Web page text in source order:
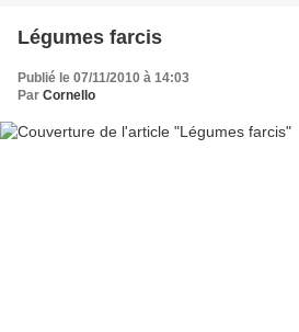
Légumes farcis
Publié le 07/11/2010 à 14:03
Par Cornello